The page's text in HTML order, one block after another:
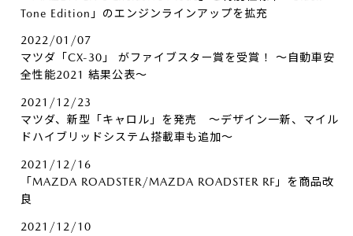
Tone Edition」のエンジンラインアップを拡充
2022/01/07
マツダ「CX-30」 がファイブスター賞を受賞！ ～自動車安
全性能2021 結果公表～
2021/12/23
マツダ、新型「キャロル」を発売 ～デザイン一新、マイル
ドハイブリッドシステム搭載車も追加～
2021/12/16
「MAZDA ROADSTER/MAZDA ROADSTER RF」を商品改
良
2021/12/10